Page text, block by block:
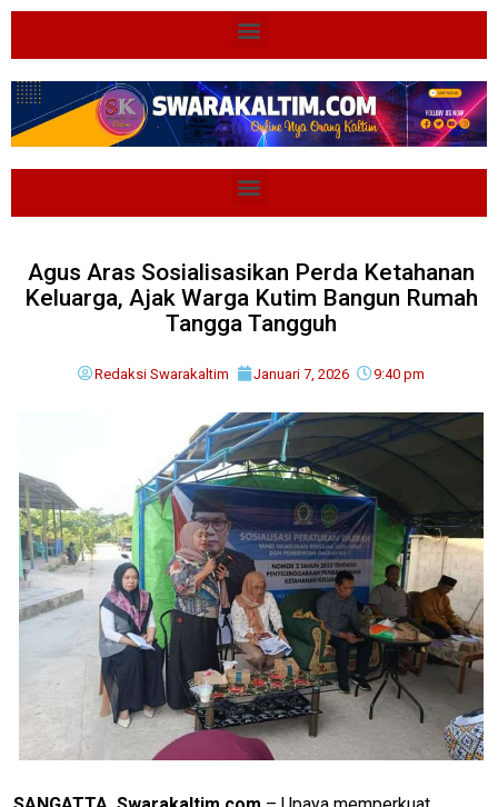
Agus Aras Sosialisasikan Perda Ketahanan
Keluarga, Ajak Warga Kutim Bangun Rumah
Tangga Tangguh
Redaksi Swarakaltim Januari 7, 2026 9:40 pm